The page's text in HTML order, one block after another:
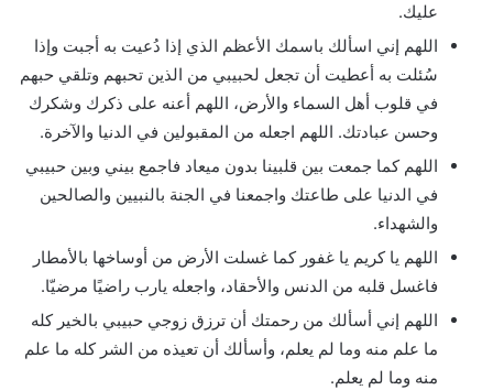
عليك.
اللهم إني اسألك باسمك الأعظم الذي إذا دُعيت به أجبت وإذا
سُئلت به أعطيت أن تجعل لحبيبي من الذين تحبهم وتلقي حبهم
في قلوب أهل السماء والأرض، اللهم أعنه على ذكرك وشكرك
وحسن عبادتك. اللهم اجعله من المقبولين في الدنيا والآخرة.
اللهم كما جمعت بين قلبينا بدون ميعاد فاجمع بيني وبين حبيبي
في الدنيا على طاعتك واجمعنا في الجنة بالنبيين والصالحين
والشهداء.
اللهم يا كريم يا غفور كما غسلت الأرض من أوساخها بالأمطار
فاغسل قلبه من الدنس والأحقاد، واجعله يارب راضيًا مرضيّا.
اللهم إني أسألك من رحمتك أن ترزق زوجي حبيبي بالخير كله
ما علم منه وما لم يعلم، وأسألك أن تعيذه من الشر كله ما علم
منه وما لم يعلم.